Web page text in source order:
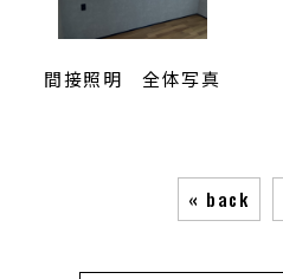
間接照明 全体写真
« back